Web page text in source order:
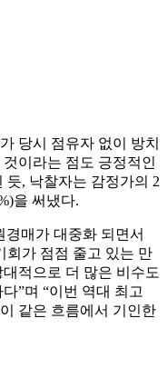
당시 점유자 없이 방치
이라는 점도 긍정적인
듯, 낙찰자는 감정가의 2
을 써냈다.
경매가 대중화 되면서
회가 점점 줄고 있는 만
적으로 더 많은 비수도
”며 “이번 역대 최고
같은 흐름에서 기인한